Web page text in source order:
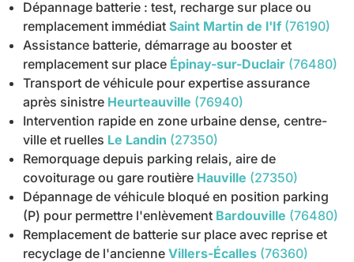
Dépannage batterie : test, recharge sur place ou
remplacement immédiat Saint Martin de l'If (76190)
Assistance batterie, démarrage au booster et
remplacement sur place Épinay-sur-Duclair (76480)
Transport de véhicule pour expertise assurance
après sinistre Heurteauville (76940)
Intervention rapide en zone urbaine dense, centre-
ville et ruelles Le Landin (27350)
Remorquage depuis parking relais, aire de
covoiturage ou gare routière Hauville (27350)
Dépannage de véhicule bloqué en position parking
(P) pour permettre l'enlèvement Bardouville (76480)
Remplacement de batterie sur place avec reprise et
recyclage de l'ancienne Villers-Écalles (76360)